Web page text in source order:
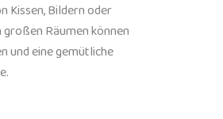
Kissen, Bildern oder
Räumen können
und eine gemütliche